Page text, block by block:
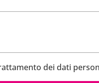
dei dati